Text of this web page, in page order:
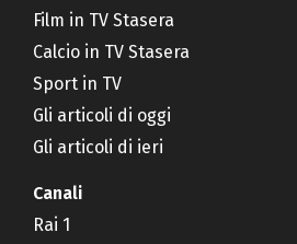
Film in TV Stasera
Calcio in TV Stasera
Sport in TV
Gli articoli di oggi
Gli articoli di ieri
Canali
Rai 1